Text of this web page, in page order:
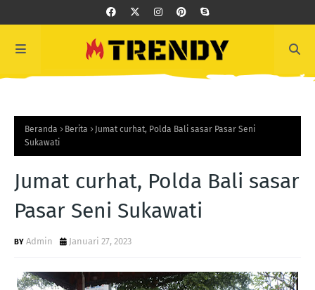
Beranda Berita
Jumat curhat, Polda Bali sasar Pasar Seni
Sukawati
Jumat curhat, Polda Bali sasar
Pasar Seni Sukawati
Admin Januari 27, 2023